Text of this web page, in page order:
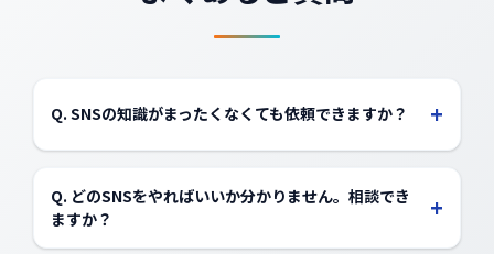
Q. SNSの知識がまったくなくても依頼できますか？ +
身までプロが一貫して支援しますので、SNS初心者の方
でも安心してお任せいただけます。
Q. どのSNSをやればいいか分かりません。相談でき
ますか？
+